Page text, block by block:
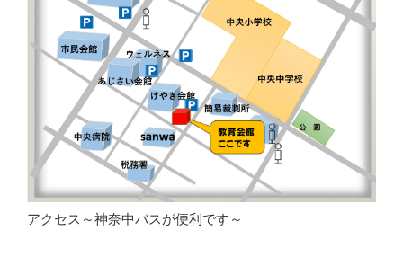
アクセス～神奈中バスが便利です～